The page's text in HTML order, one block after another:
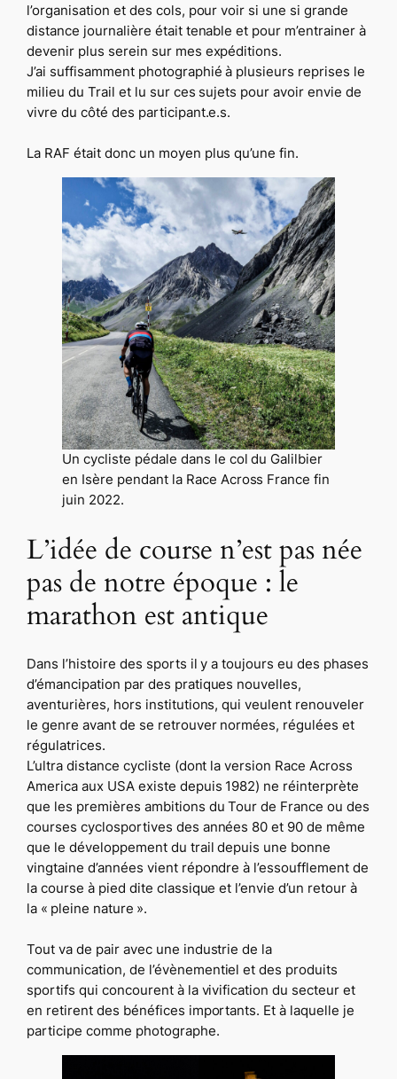
l’organisation et des cols, pour voir si une si grande
distance journalière était tenable et pour m’entrainer à
devenir plus serein sur mes expéditions.
J’ai suffisamment photographié à plusieurs reprises le
milieu du Trail et lu sur ces sujets pour avoir envie de
vivre du côté des participant.e.s.
La RAF était donc un moyen plus qu’une fin.
Un cycliste pédale dans le col du Galilbier
en Isère pendant la Race Across France fin
juin 2022.
L’idée de course n’est pas née
pas de notre époque : le
marathon est antique
Dans l’histoire des sports il y a toujours eu des phases
d’émancipation par des pratiques nouvelles,
aventurières, hors institutions, qui veulent renouveler
le genre avant de se retrouver normées, régulées et
régulatrices.
L’ultra distance cycliste (dont la version Race Across
America aux USA existe depuis 1982) ne réinterprète
que les premières ambitions du Tour de France ou des
courses cyclosportives des années 80 et 90 de même
que le développement du trail depuis une bonne
vingtaine d’années vient répondre à l’essoufflement de
la course à pied dite classique et l’envie d’un retour à
la « pleine nature ».
Tout va de pair avec une industrie de la
communication, de l’évènementiel et des produits
sportifs qui concourent à la vivification du secteur et
en retirent des bénéfices importants. Et à laquelle je
participe comme photographe.